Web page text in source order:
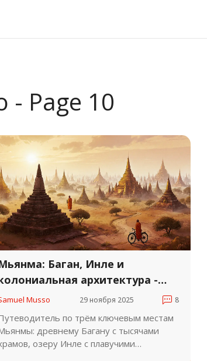
- Page 10
Баган, Инле и
архитектура -
по трём
Musso 29 ноября 2025 8
по трём ключевым местам
древнему Багану с тысячами
озеру Инле с плавучими